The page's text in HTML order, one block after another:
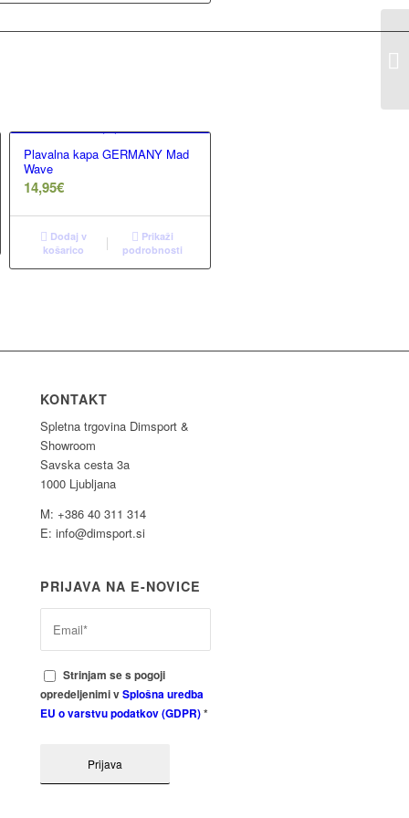
Plavalna kapa GERMANY Mad
Wave
14,95€
Dodaj v
košarico
Prikaži
podrobnosti
KONTAKT
Spletna trgovina Dimsport &
Showroom
Savska cesta 3a
1000 Ljubljana
M: +386 40 311 314
E: info@dimsport.si
PRIJAVA NA E-NOVICE
Strinjam se s pogoji
opredeljenimi vSplošna uredba
EU o varstvu podatkov (GDPR) *